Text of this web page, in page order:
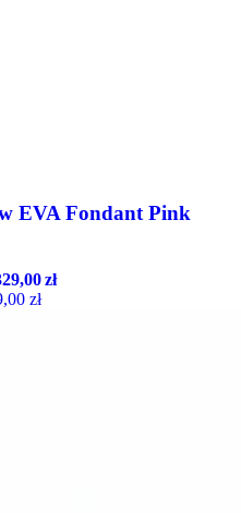
EVA Fondant Pink
zł
zł